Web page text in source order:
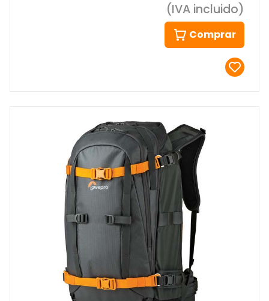
(IVA incluido)
Comprar